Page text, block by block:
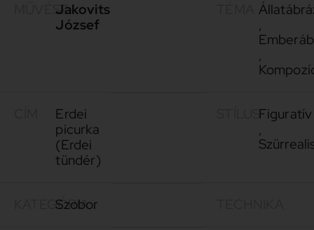
MŰVÉSZJakovits
József
,
,
Erdei
picurka
(Erdei
tündér)
STÍLUSFiguratív
,
KATEGÓRIA
Szobor